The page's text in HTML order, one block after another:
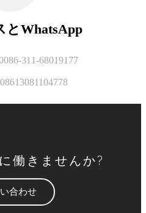
とWhatsApp
311-68019177
働きませんか?
合わせ